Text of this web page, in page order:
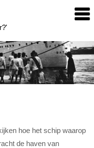
hoe het schip waarop
de haven van